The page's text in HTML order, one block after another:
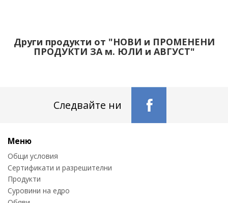
Други продукти от "НОВИ и ПРОМЕНЕНИ
ПРОДУКТИ ЗА м. ЮЛИ и АВГУСТ"
Следвайте ни
Меню
Общи условия
Сертификати и разрешителни
Продукти
Суровини на едро